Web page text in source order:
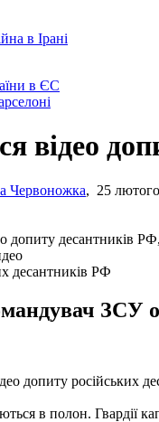
в Ірані
в ЄС
відео
Червоножка, 25
десантників РФ
ЗСУ
допиту російських
в полон. Гвардії